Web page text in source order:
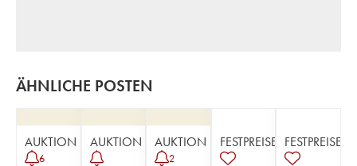
ÄHNLICHE POSTEN
AUKTION
6
AUKTION AUKTION
2
FESTPREISE FESTPREISE